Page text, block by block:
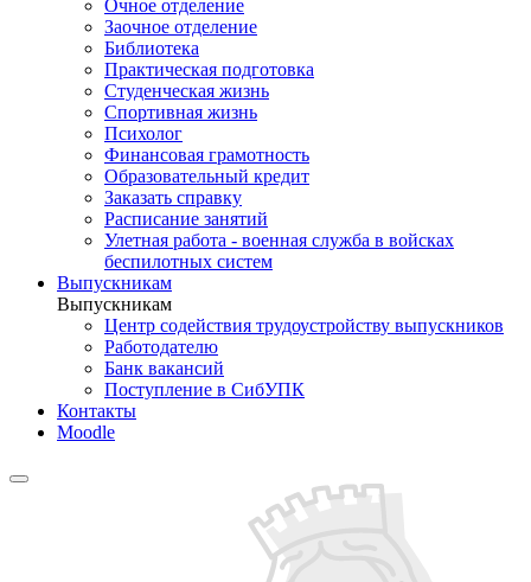
Очное отделение
Заочное отделение
Библиотека
Практическая подготовка
Студенческая жизнь
Спортивная жизнь
Психолог
Финансовая грамотность
Образовательный кредит
Заказать справку
Расписание занятий
Улетная работа - военная служба в войсках
беспилотных систем
Выпускникам
Выпускникам
Центр содействия трудоустройству выпускников
Работодателю
Банк вакансий
Поступление в СибУПК
Контакты
Moodle